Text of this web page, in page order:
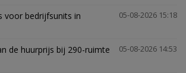
05-08-2026 15:18
voor bedrijfsunits in
05-08-2026 14:53
de huurprijs bij 290-ruimte